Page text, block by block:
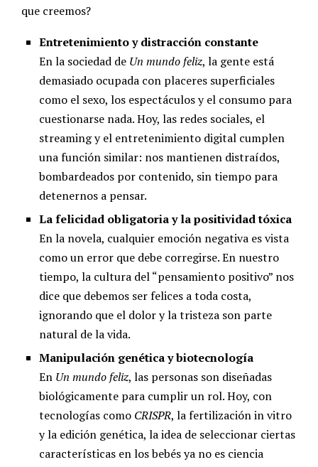
que creemos?
Entretenimiento y distracción constante
En la sociedad de Un mundo feliz, la gente está
demasiado ocupada con placeres superficiales
como el sexo, los espectáculos y el consumo para
cuestionarse nada. Hoy, las redes sociales, el
streaming y el entretenimiento digital cumplen
una función similar: nos mantienen distraídos,
bombardeados por contenido, sin tiempo para
detenernos a pensar.
La felicidad obligatoria y la positividad tóxica
En la novela, cualquier emoción negativa es vista
como un error que debe corregirse. En nuestro
tiempo, la cultura del “pensamiento positivo” nos
dice que debemos ser felices a toda costa,
ignorando que el dolor y la tristeza son parte
natural de la vida.
Manipulación genética y biotecnología
En Un mundo feliz, las personas son diseñadas
biológicamente para cumplir un rol. Hoy, con
tecnologías como CRISPR, la fertilización in vitro
y la edición genética, la idea de seleccionar ciertas
características en los bebés ya no es ciencia